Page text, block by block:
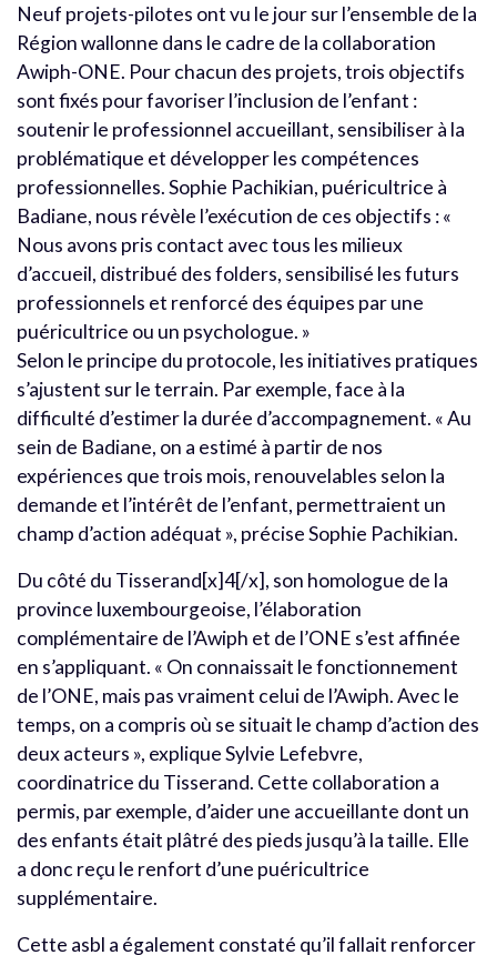
Neuf projets-pilotes ont vu le jour sur l’ensemble de la
Région wallonne dans le cadre de la collaboration
Awiph-ONE. Pour chacun des projets, trois objectifs
sont fixés pour favoriser l’inclusion de l’enfant :
soutenir le professionnel accueillant, sensibiliser à la
problématique et développer les compétences
professionnelles. Sophie Pachikian, puéricultrice à
Badiane, nous révèle l’exécution de ces objectifs : «
Nous avons pris contact avec tous les milieux
d’accueil, distribué des folders, sensibilisé les futurs
professionnels et renforcé des équipes par une
puéricultrice ou un psychologue. »
Selon le principe du protocole, les initiatives pratiques
s’ajustent sur le terrain. Par exemple, face à la
difficulté d’estimer la durée d’accompagnement. « Au
sein de Badiane, on a estimé à partir de nos
expériences que trois mois, renouvelables selon la
demande et l’intérêt de l’enfant, permettraient un
champ d’action adéquat », précise Sophie Pachikian.
Du côté du Tisserand[x]4[/x], son homologue de la
province luxembourgeoise, l’élaboration
complémentaire de l’Awiph et de l’ONE s’est affinée
en s’appliquant. « On connaissait le fonctionnement
de l’ONE, mais pas vraiment celui de l’Awiph. Avec le
temps, on a compris où se situait le champ d’action des
deux acteurs », explique Sylvie Lefebvre,
coordinatrice du Tisserand. Cette collaboration a
permis, par exemple, d’aider une accueillante dont un
des enfants était plâtré des pieds jusqu’à la taille. Elle
a donc reçu le renfort d’une puéricultrice
supplémentaire.
Cette asbl a également constaté qu’il fallait renforcer